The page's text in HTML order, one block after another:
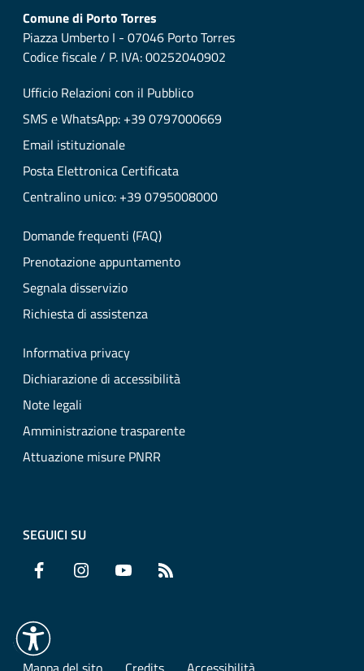
Comune di Porto Torres
Piazza Umberto I - 07046 Porto Torres
Codice fiscale / P. IVA: 00252040902
Ufficio Relazioni con il Pubblico
SMS e WhatsApp: +39 0797000669
Email istituzionale
Posta Elettronica Certificata
Centralino unico: +39 0795008000
Domande frequenti (FAQ)
Prenotazione appuntamento
Segnala disservizio
Richiesta di assistenza
Informativa privacy
Dichiarazione di accessibilità
Note legali
Amministrazione trasparente
Attuazione misure PNRR
SEGUICI SU
Facebook Instagram YouTube